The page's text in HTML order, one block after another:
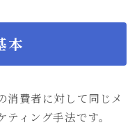
本
消費者に対して同じメ
ィング手法です。